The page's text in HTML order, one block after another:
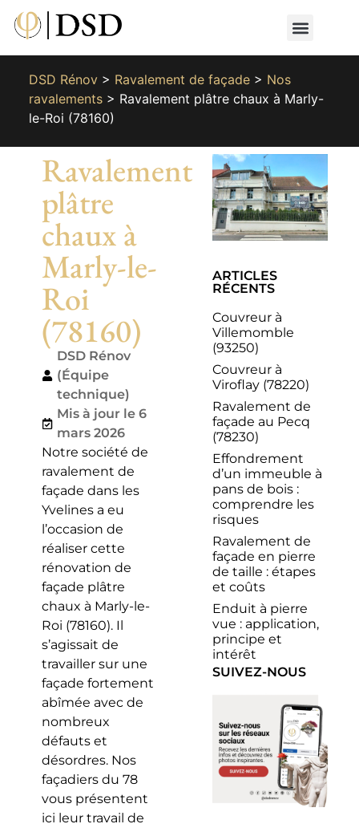
DSD Rénov> Ravalement de façade> Nos
ravalements> Ravalement plâtre chaux à Marly-
le-Roi (78160)
Ravalement
plâtre
chaux à
Marly-le-
Roi
(78160)
DSD Rénov
(Équipe
technique)
Mis à jour le 6
mars 2026
Notre société de
ravalement de
façade dans les
Yvelines a eu
l’occasion de
réaliser cette
rénovation de
façade plâtre
chaux à Marly-le-
Roi (78160). Il
s’agissait de
travailler sur une
façade fortement
abîmée avec de
nombreux
défauts et
désordres. Nos
façadiers du 78
vous présentent
ici leur travail de
ARTICLES
RÉCENTS
Couvreur à
Villemomble
(93250)
Couvreur à
Viroflay (78220)
Ravalement de
façade au Pecq
(78230)
Effondrement
d’un immeuble à
pans de bois :
comprendre les
risques
Ravalement de
façade en pierre
de taille : étapes
et coûts
Enduit à pierre
vue : application,
principe et
intérêt
SUIVEZ-NOUS